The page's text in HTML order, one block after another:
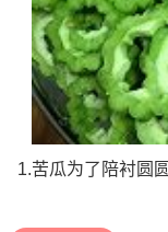
1.苦瓜为了陪衬圆